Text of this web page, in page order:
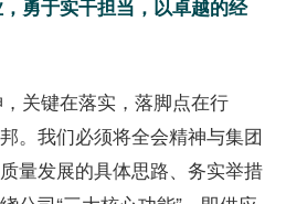
勇于实干担当，以卓越的经
关键在落实，落脚点在行
。我们必须将全会精神与集团
量发展的具体思路、务实举措